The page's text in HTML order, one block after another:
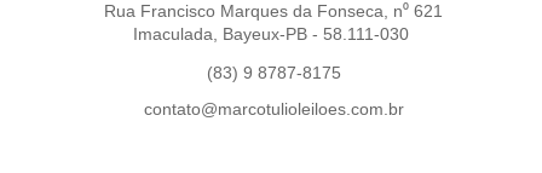
Rua Francisco Marques da Fonseca, n⁰ 621
Imaculada, Bayeux-PB - 58.111-030
(83) 9 8787-8175
contato@marcotulioleiloes.com.br